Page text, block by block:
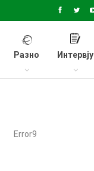
Разно Интервју
Error9